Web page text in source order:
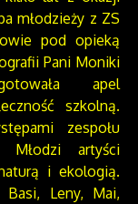
młodzieży z ZS
pod opieką
Pani Moniki
apel
szkolną.
zespołu
Młodzi artyści
i ekologią.
Leny, Mai,